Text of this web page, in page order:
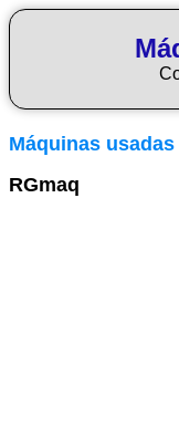
Máquinas
RGmaq